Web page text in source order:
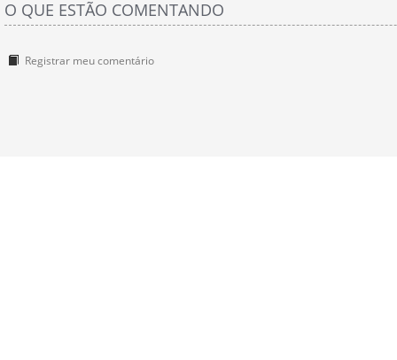
O QUE ESTÃO COMENTANDO
Registrar meu comentário